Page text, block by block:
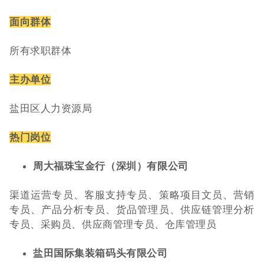
面向群体
所有求职群体
主办单位
盐田区人力资源局
热门岗位
周大福珠宝金行（深圳）有限公司
渠道运营专员、客服支持专员、策略项目文员、营销
专员、产品分析专员、货品管理员、供应链管理分析
专员、采购员、供应商管理专员、仓库管理员
盐田国际集装箱码头有限公司